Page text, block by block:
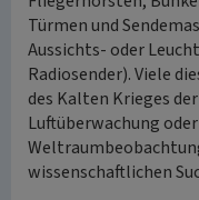
Türmen und
Aussichts- oder
Radiosender). Viele
des Kalten Krieges
Luftüberwachung
wissenschaftlichen